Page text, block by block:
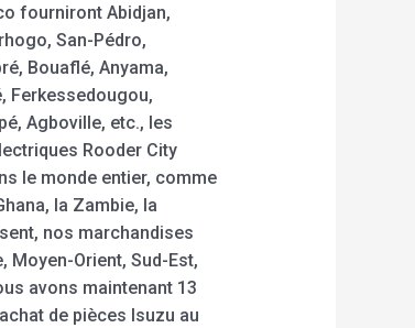
fourniront Abidjan,
San-Pédro,
Bouaflé, Anyama,
Ferkessedougou,
Agboville, etc., les
Rooder City
le monde entier, comme
la Zambie, la
nos marchandises
Moyen-Orient, Sud-Est,
avons maintenant 13
de pièces Isuzu au